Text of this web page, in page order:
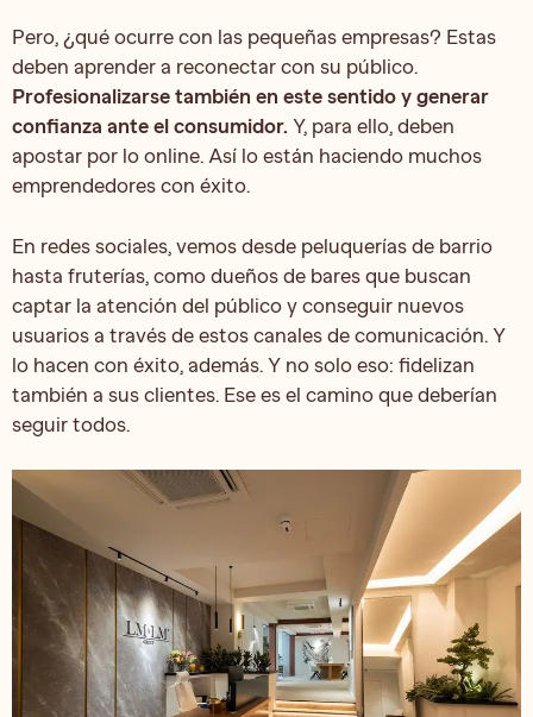
Pero, ¿qué ocurre con las pequeñas empresas? Estas
deben aprender a reconectar con su público.
Profesionalizarse también en este sentido y generar
confianza ante el consumidor. Y, para ello, deben
apostar por lo online. Así lo están haciendo muchos
emprendedores con éxito.
En redes sociales, vemos desde peluquerías de barrio
hasta fruterías, como dueños de bares que buscan
captar la atención del público y conseguir nuevos
usuarios a través de estos canales de comunicación. Y
lo hacen con éxito, además. Y no solo eso: fidelizan
también a sus clientes. Ese es el camino que deberían
seguir todos.